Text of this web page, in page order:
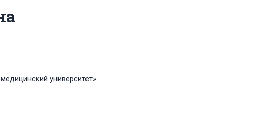
университет»